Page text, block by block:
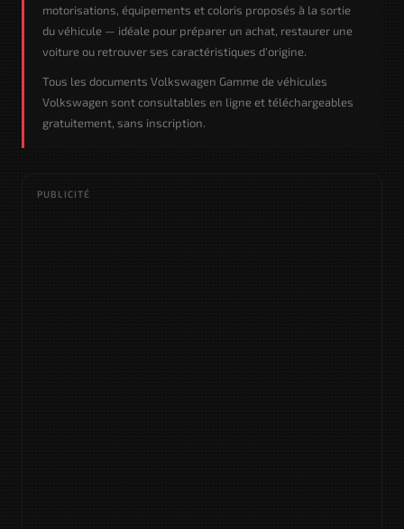
motorisations, équipements et coloris proposés à la sortie
du véhicule — idéale pour préparer un achat, restaurer une
voiture ou retrouver ses caractéristiques d'origine.
Tous les documents Volkswagen Gamme de véhicules
Volkswagen sont consultables en ligne et téléchargeables
gratuitement, sans inscription.
PUBLICITÉ